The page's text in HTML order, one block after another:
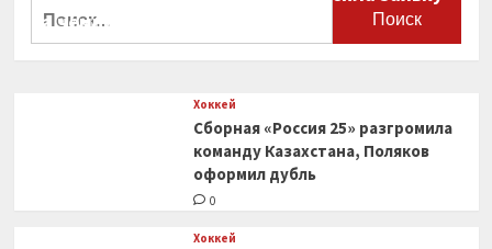
на чемпионат мира
Хоккей
Сборная «Россия 25» разгромила
команду Казахстана, Поляков
оформил дубль
0
Хоккей